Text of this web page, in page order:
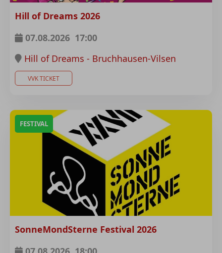
Hill of Dreams 2026
07.08.2026 17:00
Hill of Dreams - Bruchhausen-Vilsen
VVK TICKET
FESTIVAL
SonneMondSterne Festival 2026